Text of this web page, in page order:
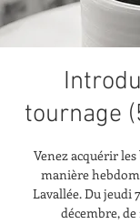
tournage
Venez acquérir
manière
Lavallée. Du jeudi
décembre, de